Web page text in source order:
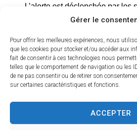
Gérer le
Pour offrir les meilleures expériences, nous
que les cookies pour stocker et/ou accéder aux
fait de consentir à ces technologies nous
telles que le comportement de navigation ou les
de ne pas consentir ou de retirer son
sur certaines caractéristiques et fonctions.
ACCEPTER
Nous contacter
Horaires d'ouverture
Du lundi au jeudi :
de 8h30 à 11h30 et de 14h à 16h
Le vendredi :
L’alerte est déclenchée par les
ville, et peut être localisée
Prenez quelques minutes pour
bénéficier gratuitement de ce
https://